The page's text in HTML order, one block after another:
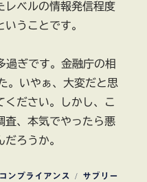
レベルの情報発信程度
うことです。
ぎです。金融庁の相
。いやぁ、大変だと思
ください。しかし、こ
査、本気でやったら悪
ろうか。
ンプライアンス
タ
サブリー